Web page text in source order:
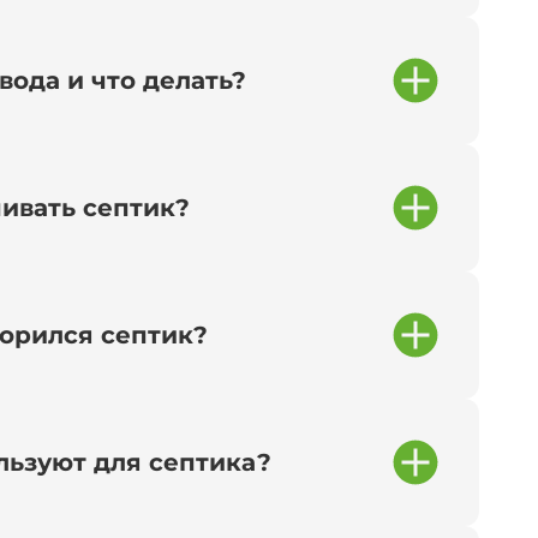
и что делать?
септик?
септик?
для септика?